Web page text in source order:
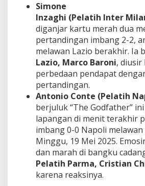
Simone
Inzaghi (Pelatih Inter
diganjar kartu merah dua
pertandingan imbang 2-2,
melawan Lazio berakhir. Ia
Lazio, Marco Baroni, diusir
perbedaan pendapat
pertandingan.
Antonio Conte (Pelatih
berjuluk “The Godfather”
lapangan di menit terakhir
imbang 0-0 Napoli melawan
Minggu, 19 Mei 2025.
dan marah di bangku
Pelatih Parma, Cristian
karena reaksinya.